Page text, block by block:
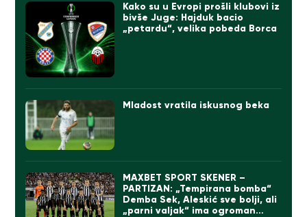
Kako su u Evropi prošli klubovi iz
bivše Juge: Hajduk bacio
„petardu“, velika pobeda Borca
Mladost vratila iskusnog beka
MAXBET SPORT SKENER –
PARTIZAN: „Tempirana bomba“
Demba Sek, Aleskić sve bolji, ali
„parni valjak“ ima ogroman